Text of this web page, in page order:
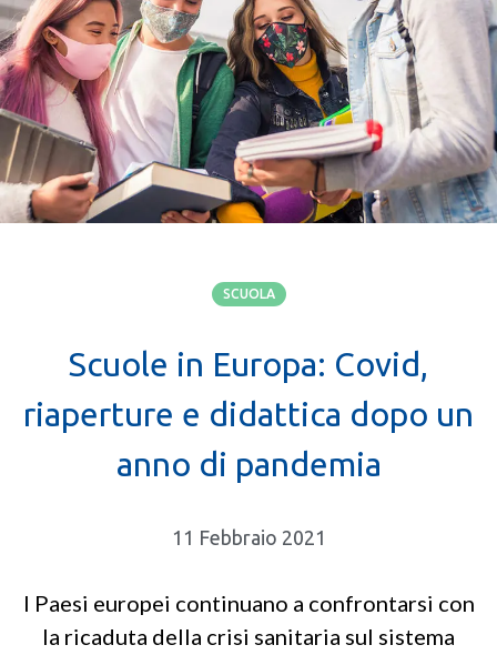
SCUOLA
Scuole in Europa: Covid,
riaperture e didattica dopo un
anno di pandemia
11 Febbraio 2021
I Paesi europei continuano a confrontarsi con
la ricaduta della crisi sanitaria sul sistema